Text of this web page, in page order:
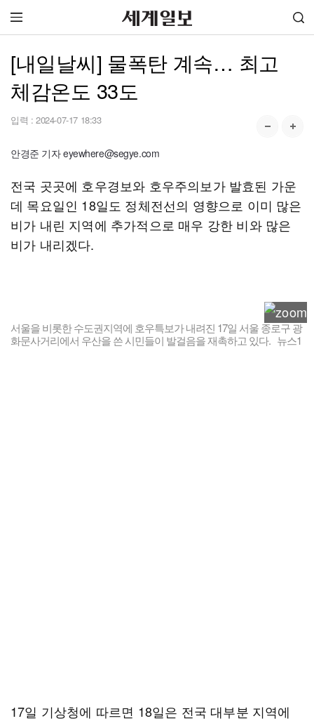
[내일날씨] 물폭탄 계속… 최고
체감온도 33도
입력 : 2024-07-17 18:33
안경준 기자 eyewhere@segye.com
전국 곳곳에 호우경보와 호우주의보가 발효된 가운
데 목요일인 18일도 정체전선의 영향으로 이미 많은
비가 내린 지역에 추가적으로 매우 강한 비와 많은
비가 내리겠다.
서울을 비롯한 수도권지역에 호우특보가 내려진 17일 서울 종로구 광
화문사거리에서 우산을 쓴 시민들이 발걸음을 재촉하고 있다. 뉴스1
17일 기상청에 따르면 18일은 전국 대부분 지역에